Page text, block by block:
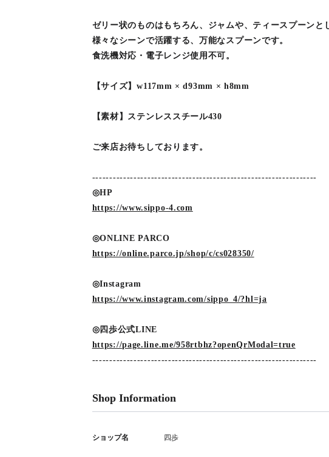
ゼリー状のものはもちろん、ジャムや、ティースプーンと
様々なシーンで活躍する、万能なスプーンです。
食洗機対応・電子レンジ使用不可。
【サイズ】w117mm × d93mm × h8mm
【素材】ステンレススチール430
ご来店お待ちしております。
-----------------------------------------------------------------
◎HP
https://www.sippo-4.com
◎ONLINE PARCO
https://online.parco.jp/shop/c/cs028350/
◎Instagram
https://www.instagram.com/sippo_4/?hl=ja
◎四歩公式LINE
https://page.line.me/958rtbhz?openQrModal=true
-----------------------------------------------------------------
Shop Information
ショップ名 四歩